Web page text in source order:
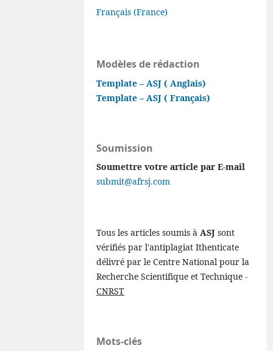
Français (France)
Modèles de rédaction
Template – ASJ ( Anglais)
Template – ASJ ( Français)
Soumission
Soumettre votre article par E-mail
submit@afrsj.com
Tous les articles soumis àASJ sont
vérifiés par l'antiplagiat Ithenticate
délivré par le Centre National pour la
Recherche Scientifique et Technique -
CNRST
Mots-clés